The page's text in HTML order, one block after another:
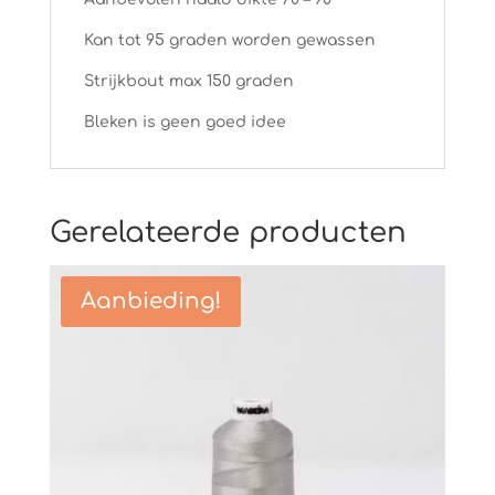
Kan tot 95 graden worden gewassen
Strijkbout max 150 graden
Bleken is geen goed idee
Gerelateerde producten
Aanbieding!